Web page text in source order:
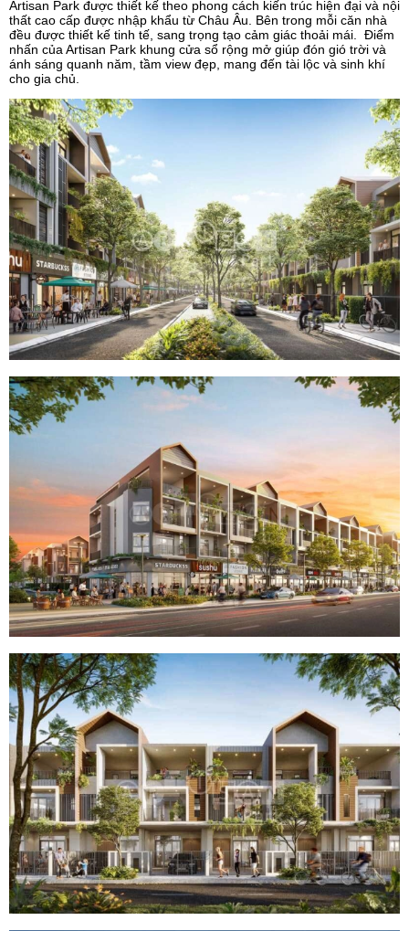
Artisan Park được thiết kế theo phong cách kiến trúc hiện đại và nội
thất cao cấp được nhập khẩu từ Châu Âu. Bên trong mỗi căn nhà
đều được thiết kế tinh tế, sang trọng tạo cảm giác thoải mái. Điểm
nhấn của Artisan Park khung cửa sổ rộng mở giúp đón gió trời và
ánh sáng quanh năm, tầm view đẹp, mang đến tài lộc và sinh khí
cho gia chủ.